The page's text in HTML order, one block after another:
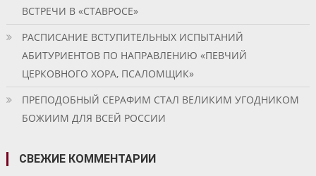
ВСТРЕЧИ В «СТАВРОСЕ»
РАСПИСАНИЕ ВСТУПИТЕЛЬНЫХ ИСПЫТАНИЙ
АБИТУРИЕНТОВ ПО НАПРАВЛЕНИЮ «ПЕВЧИЙ
ЦЕРКОВНОГО ХОРА, ПСАЛОМЩИК»
ПРЕПОДОБНЫЙ СЕРАФИМ СТАЛ ВЕЛИКИМ УГОДНИКОМ
БОЖИИМ ДЛЯ ВСЕЙ РОССИИ
СВЕЖИЕ КОММЕНТАРИИ